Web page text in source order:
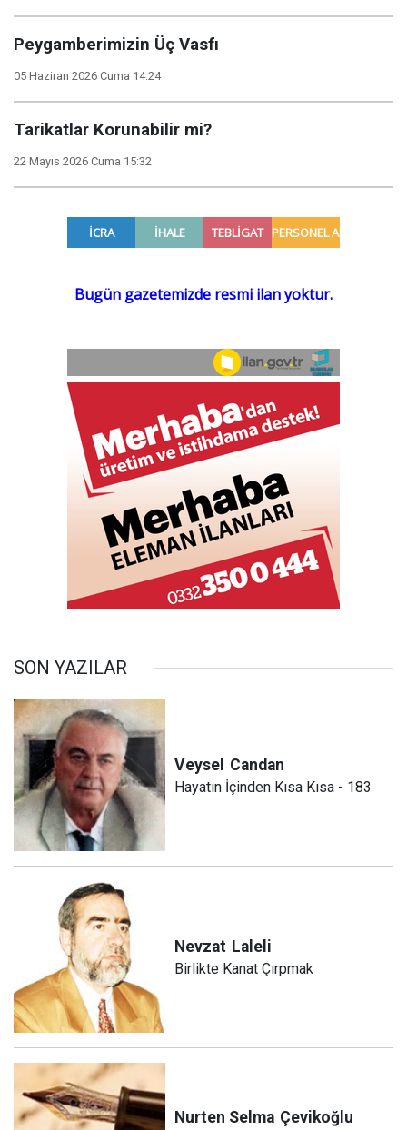
Peygamberimizin Üç Vasfı
05 Haziran 2026 Cuma 14:24
Tarikatlar Korunabilir mi?
22 Mayıs 2026 Cuma 15:32
SON YAZILAR
Veysel Candan
Hayatın İçinden Kısa Kısa - 183
Nevzat Laleli
Birlikte Kanat Çırpmak
Nurten Selma Çevikoğlu